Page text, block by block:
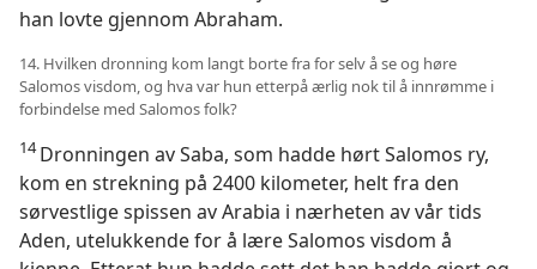
han lovte gjennom Abraham.
14. Hvilken dronning kom langt borte fra for selv å se og høre
Salomos visdom, og hva var hun etterpå ærlig nok til å innrømme i
forbindelse med Salomos folk?
14Dronningen av Saba, som hadde hørt Salomos ry,
kom en strekning på 2400 kilometer, helt fra den
sørvestlige spissen av Arabia i nærheten av vår tids
Aden, utelukkende for å lære Salomos visdom å